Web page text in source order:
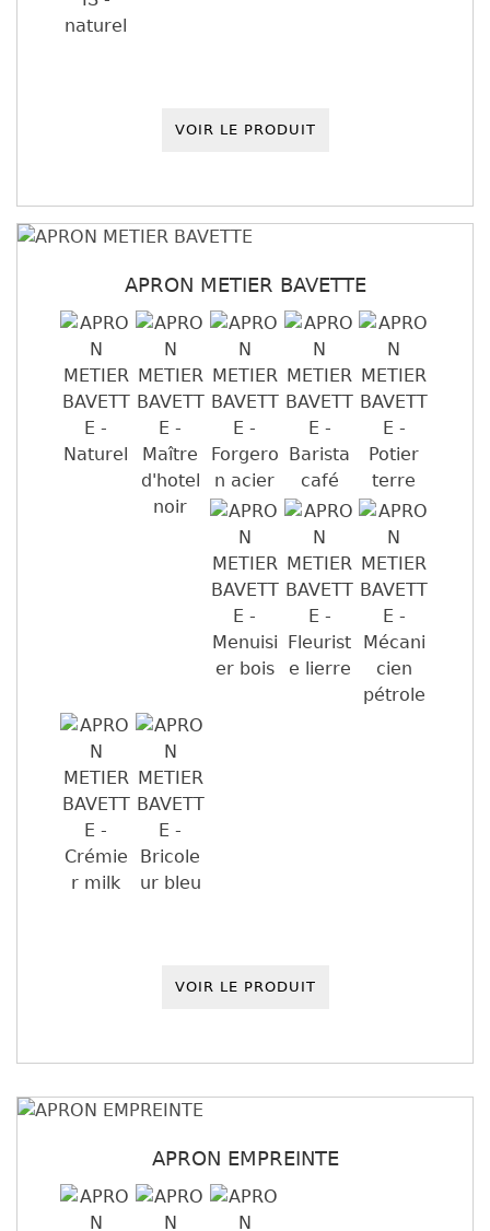
VOIR LE PRODUIT
APRON METIER BAVETTE
VOIR LE PRODUIT
APRON EMPREINTE